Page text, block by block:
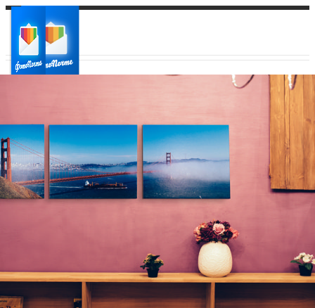
Ваш город:
Ваш регион доставки
Выберите из списка: